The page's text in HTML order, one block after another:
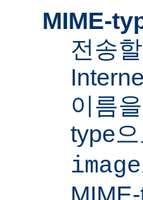
MIME-
전송
이름
type